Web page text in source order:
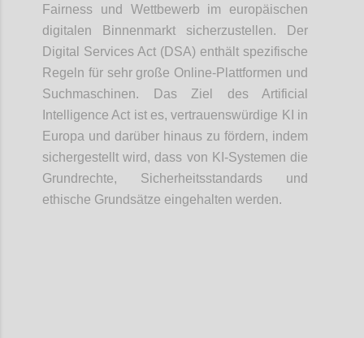
Fairness und Wettbewerb im europäischen
digitalen Binnenmarkt sicherzustellen. Der
Digital Services Act (DSA) enthält spezifische
Regeln für sehr große Online-Plattformen und
Suchmaschinen. Das Ziel des Artificial
Intelligence Act ist es, vertrauenswürdige KI in
Europa und darüber hinaus zu fördern, indem
sichergestellt wird, dass von KI-Systemen die
Grundrechte, Sicherheitsstandards und
ethische Grundsätze eingehalten werden.